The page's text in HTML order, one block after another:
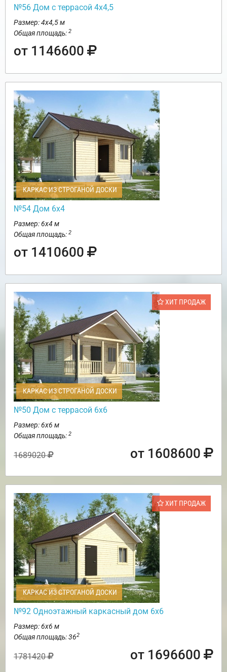
№56 Дом с террасой 4х4,5
Размер: 4х4,5 м
Общая площадь: 2
от 1146600
КАРКАС ИЗ СТРОГАНОЙ ДОСКИ
№54 Дом 6х4
Размер: 6х4 м
Общая площадь: 2
от 1410600
ХИТ ПРОДАЖ
КАРКАС ИЗ СТРОГАНОЙ ДОСКИ
№50 Дом с террасой 6х6
Размер: 6х6 м
Общая площадь: 2
1689020 от 1608600
ХИТ ПРОДАЖ
КАРКАС ИЗ СТРОГАНОЙ ДОСКИ
№92 Одноэтажный каркасный дом 6х6
Размер: 6х6 м
Общая площадь: 362
1781420 от 1696600